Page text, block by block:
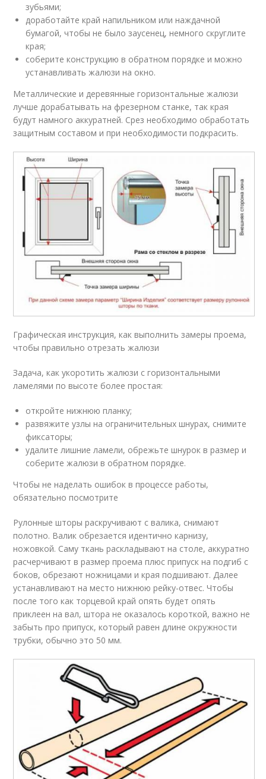
зубьями;
доработайте край напильником или наждачной
бумагой, чтобы не было заусенец, немного скруглите
края;
соберите конструкцию в обратном порядке и можно
устанавливать жалюзи на окно.
Металлические и деревянные горизонтальные жалюзи
лучше дорабатывать на фрезерном станке, так края
будут намного аккуратней. Срез необходимо обработать
защитным составом и при необходимости подкрасить.
Графическая инструкция, как выполнить замеры проема,
чтобы правильно отрезать жалюзи
Задача, как укоротить жалюзи с горизонтальными
ламелями по высоте более простая:
откройте нижнюю планку;
развяжите узлы на ограничительных шнурах, снимите
фиксаторы;
удалите лишние ламели, обрежьте шнурок в размер и
соберите жалюзи в обратном порядке.
Чтобы не наделать ошибок в процессе работы,
обязательно посмотрите
Рулонные шторы раскручивают с валика, снимают
полотно. Валик обрезается идентично карнизу,
ножовкой. Саму ткань раскладывают на столе, аккуратно
расчерчивают в размер проема плюс припуск на подгиб с
боков, обрезают ножницами и края подшивают. Далее
устанавливают на место нижнюю рейку-отвес. Чтобы
после того как торцевой край опять будет опять
приклеен на вал, штора не оказалось короткой, важно не
забыть про припуск, который равен длине окружности
трубки, обычно это 50 мм.